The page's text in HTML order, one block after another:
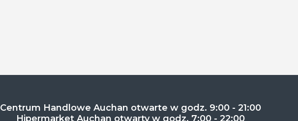
Centrum Handlowe Auchan otwarte w godz. 9:00 - 21:00
Hipermarket Auchan otwarty w godz. 7:00 - 22:00